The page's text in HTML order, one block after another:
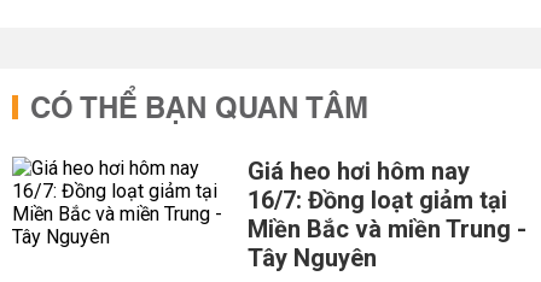
CÓ THỂ BẠN QUAN TÂM
Giá heo hơi hôm nay
16/7: Đồng loạt giảm tại
Miền Bắc và miền Trung -
Tây Nguyên